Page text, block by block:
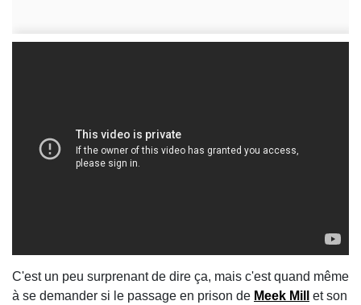
C'est un peu surprenant de dire ça, mais c'est quand même
à se demander si le passage en prison de Meek Mill
et son